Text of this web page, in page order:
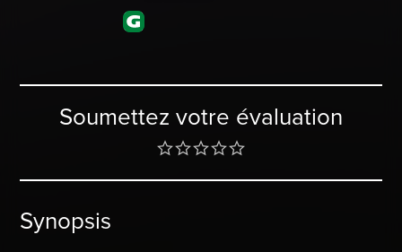
Soumettez votre évaluation
Synopsis